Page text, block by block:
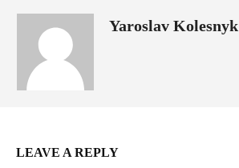
Yaroslav Kolesnyk
LEAVE A REPLY